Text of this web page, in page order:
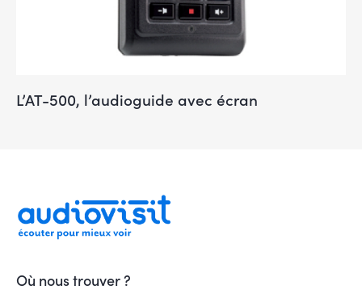
L’AT-500, l’audioguide avec écran
Où nous trouver ?